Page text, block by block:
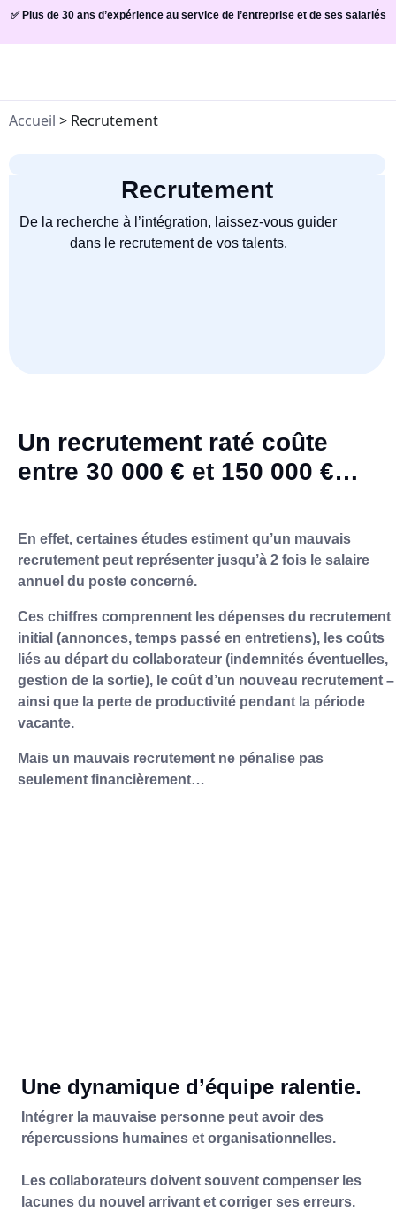
✅ Plus de 30 ans d’expérience au service de l’entreprise et de ses salariés
Accueil > Recrutement
Recrutement
De la recherche à l’intégration, laissez-vous guider
dans le recrutement de vos talents.
Un recrutement raté coûte
entre 30 000 € et 150 000 €…
En effet, certaines études estiment qu’un mauvais
recrutement peut représenter jusqu’à 2 fois le salaire
annuel du poste concerné.
Ces chiffres comprennent les dépenses du recrutement
initial (annonces, temps passé en entretiens), les coûts
liés au départ du collaborateur (indemnités éventuelles,
gestion de la sortie), le coût d’un nouveau recrutement –
ainsi que la perte de productivité pendant la période
vacante.
Mais un mauvais recrutement ne pénalise pas
seulement financièrement…
Une dynamique d’équipe ralentie.
Intégrer la mauvaise personne peut avoir des
répercussions humaines et organisationnelles.
Les collaborateurs doivent souvent compenser les
lacunes du nouvel arrivant et corriger ses erreurs​.